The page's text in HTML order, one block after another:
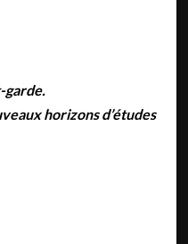
garde.
horizons d’études